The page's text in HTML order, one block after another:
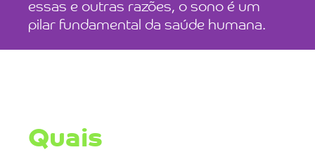
essas e outras razões, o sono é um
pilar fundamental da saúde humana.
Quais